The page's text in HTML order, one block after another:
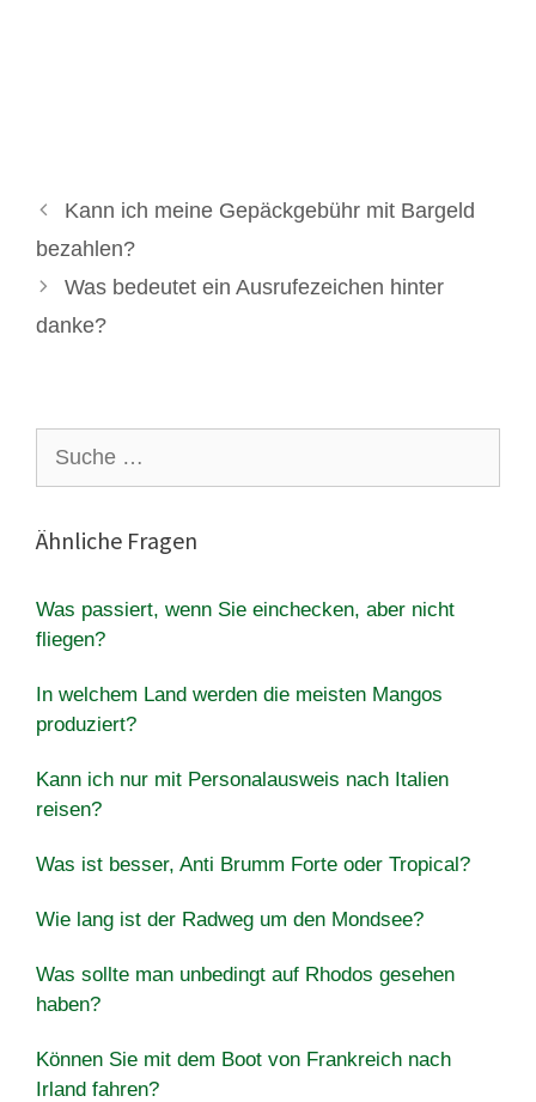
Kann ich meine Gepäckgebühr mit Bargeld
bezahlen?
Was bedeutet ein Ausrufezeichen hinter
danke?
nach:
Ähnliche Fragen
Was passiert, wenn Sie einchecken, aber nicht
fliegen?
In welchem Land werden die meisten Mangos
produziert?
Kann ich nur mit Personalausweis nach Italien
reisen?
Was ist besser, Anti Brumm Forte oder Tropical?
Wie lang ist der Radweg um den Mondsee?
Was sollte man unbedingt auf Rhodos gesehen
haben?
Können Sie mit dem Boot von Frankreich nach
Irland fahren?